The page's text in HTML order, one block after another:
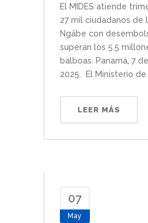
El MIDES atiende
27 mil ciudadanos de
Ngäbe con
superan los 5.5
balboas. Panamá, 7
2025. El Ministerio de
LEER MÁS
07
May